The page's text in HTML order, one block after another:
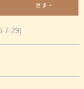
更 多 +
7-29)